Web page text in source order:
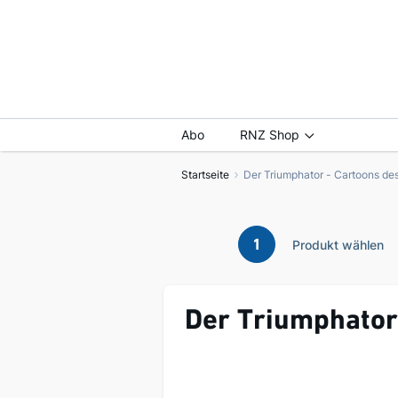
Abo RNZ Shop
Startseite Der Triumphator - Cartoons
1 Produkt wählen
Der